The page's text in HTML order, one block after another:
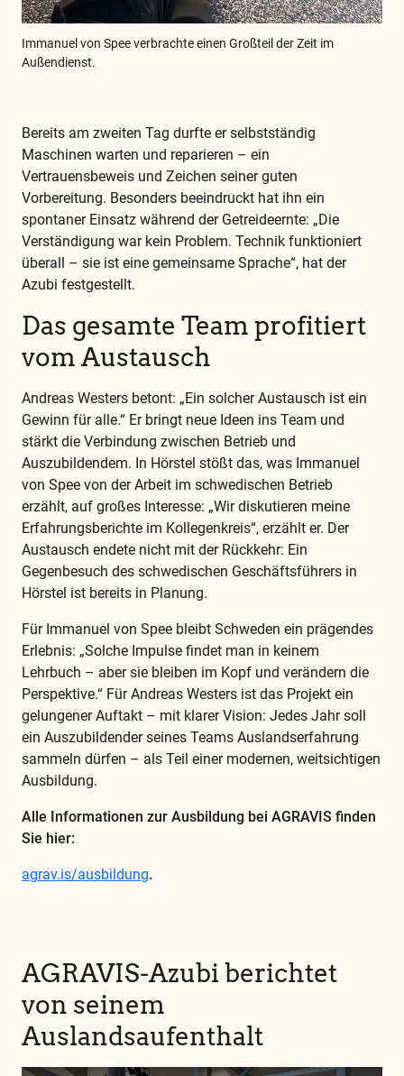
Immanuel von Spee verbrachte einen Großteil der Zeit im
Außendienst.
Bereits am zweiten Tag durfte er selbstständig
Maschinen warten und reparieren – ein
Vertrauensbeweis und Zeichen seiner guten
Vorbereitung. Besonders beeindruckt hat ihn ein
spontaner Einsatz während der Getreideernte: „Die
Verständigung war kein Problem. Technik funktioniert
überall – sie ist eine gemeinsame Sprache“, hat der
Azubi festgestellt.
Das gesamte Team profitiert
vom Austausch
Andreas Westers betont: „Ein solcher Austausch ist ein
Gewinn für alle.“ Er bringt neue Ideen ins Team und
stärkt die Verbindung zwischen Betrieb und
Auszubildendem. In Hörstel stößt das, was Immanuel
von Spee von der Arbeit im schwedischen Betrieb
erzählt, auf großes Interesse: „Wir diskutieren meine
Erfahrungsberichte im Kollegenkreis“, erzählt er. Der
Austausch endete nicht mit der Rückkehr: Ein
Gegenbesuch des schwedischen Geschäftsführers in
Hörstel ist bereits in Planung.
Für Immanuel von Spee bleibt Schweden ein prägendes
Erlebnis: „Solche Impulse findet man in keinem
Lehrbuch – aber sie bleiben im Kopf und verändern die
Perspektive.“ Für Andreas Westers ist das Projekt ein
gelungener Auftakt – mit klarer Vision: Jedes Jahr soll
ein Auszubildender seines Teams Auslandserfahrung
sammeln dürfen – als Teil einer modernen, weitsichtigen
Ausbildung.
Alle Informationen zur Ausbildung bei AGRAVIS finden
Sie hier:
agrav.is/ausbildung.
AGRAVIS-Azubi berichtet
von seinem
Auslandsaufenthalt